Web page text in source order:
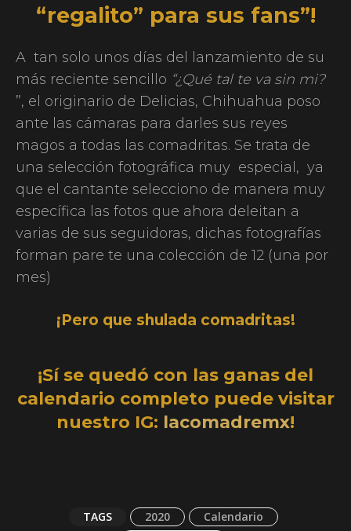
“regalito” para sus fans”!
A tan solo unos días del lanzamiento de su
más reciente sencillo “¿Qué tal te va sin mi?
”, el originario de Delicias, Chihuahua poso
ante las cámaras para darles sus reyes
magos a todas las comadritas. Se trata de
una selección fotográfica muy especial, ya
que el cantante selecciono de manera muy
específica las fotos que ahora deleitan a
varias de sus seguidoras, dichas fotografías
forman pare te una colección de 12 (una por
mes)
¡Pero que shulada comadritas!
¡Sí se quedó con las ganas del
calendario completo puede visitar
nuestro IG: lacomadremx!
TAGS 2020
Calendario